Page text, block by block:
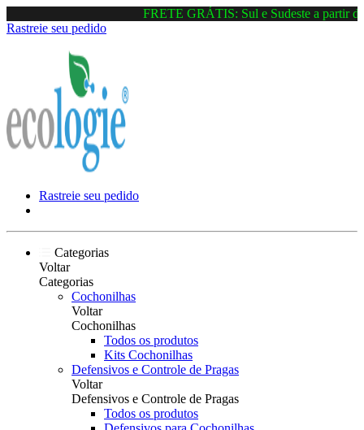
FRETE GRÁTIS: Sul e Sudeste a partir de
Rastreie seu pedido
Rastreie seu pedido
Categorias
Voltar
Categorias
Cochonilhas
Voltar
Cochonilhas
Todos os produtos
Kits Cochonilhas
Defensivos e Controle de Pragas
Voltar
Defensivos e Controle de Pragas
Todos os produtos